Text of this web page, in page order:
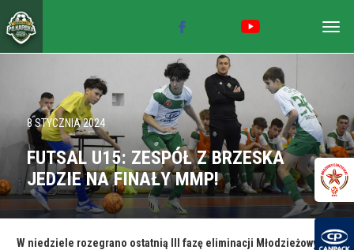
8 STYCZNIA 2024
FUTSAL U15: ZESPÓŁ Z BRZESKA
JEDZIE NA FINAŁY MMP!
W niedziele rozegrano ostatnią III fazę eliminacji Młodzieżowych